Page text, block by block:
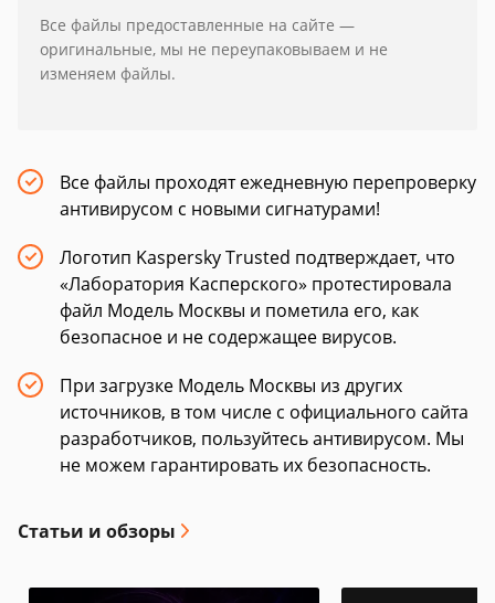
Все файлы предоставленные на сайте —
оригинальные, мы не переупаковываем и не
изменяем файлы.
Все файлы проходят ежедневную перепроверку
антивирусом с новыми сигнатурами!
Логотип Kaspersky Trusted подтверждает, что
«Лаборатория Касперского» протестировала
файл Модель Москвы и пометила его, как
безопасное и не содержащее вирусов.
При загрузке Модель Москвы из других
источников, в том числе с официального сайта
разработчиков, пользуйтесь антивирусом. Мы
не можем гарантировать их безопасность.
Статьи и обзоры